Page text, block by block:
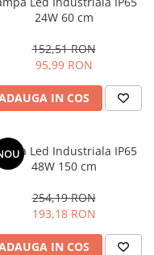
24W 60 cm
152,51 RON
95,99 RON
IN COS
Led Industriala IP65
48W 150 cm
254,19 RON
193,18 RON
IN COS